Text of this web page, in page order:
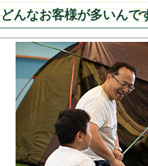
どんなお客様が多いんで